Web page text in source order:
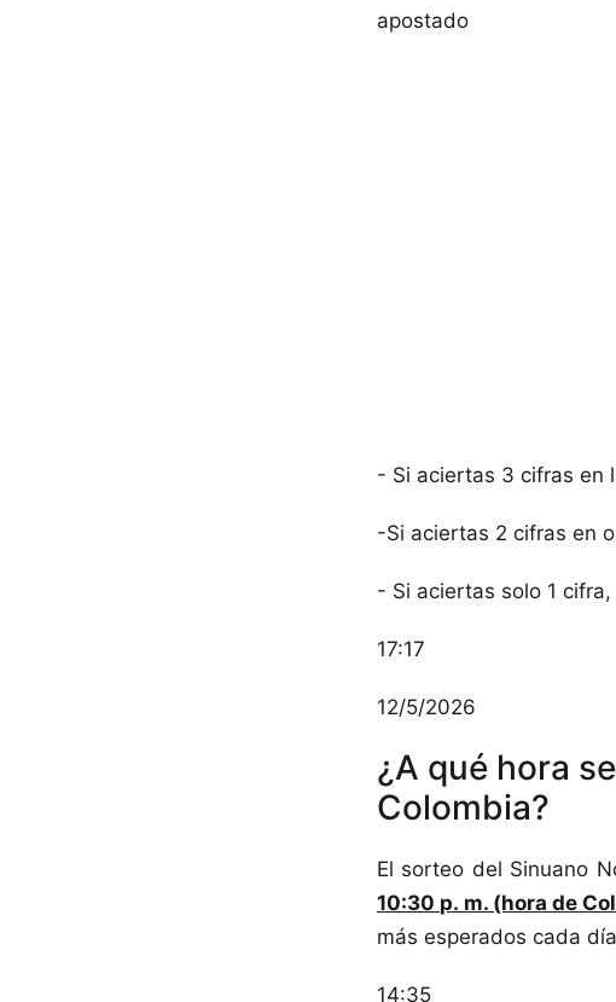
apostado
- Si aciertas 3 cifras en
-Si aciertas 2 cifras en
- Si aciertas solo 1
17:17
12/5/2026
¿A qué hora
Colombia?
El sorteo del Sinuano
10:30 p. m. (hora de
más esperados cada
14:35